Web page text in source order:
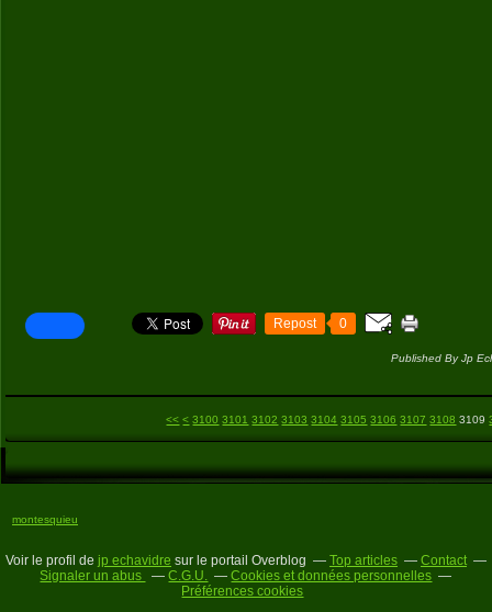
Repost 0
Published By Jp
<< < 3100 3101 3102 3103 3104 3105 3106 3107 3108 3109
montesquieu
Voir le profil de jp echavidre sur le portail Overblog Top articles
Contact
Signaler un abus
C.G.U.
Cookies et données personnelles
Préférences cookies